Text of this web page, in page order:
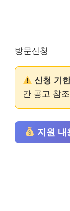
방문신청
신청 기
간 공고 참조
지원 내